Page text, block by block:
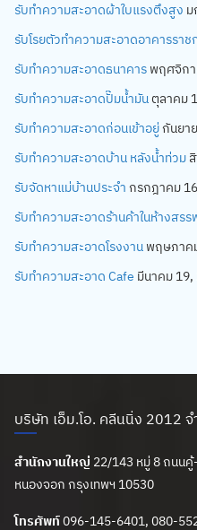
รับทำความสะอาดผ้าใบแรงตึงสูง ม
รับโรยตัวทำความสะอาดอาคารราช
รับทำความสะอาดธนาคาร พฤศจิก
รับทำความสะอาดปั๊มน้ำมันตุลาคม
รับทำความสะอาดก่อนเข้าอยู่กันยา
รับทำความสะอาดบ้าน หลังน้ำท่วม
รับจัดหาแม่บ้านประจำ กรกฎาคม
รับทำความสะอาดร้านค้าในห้างสร
รับทำความสะอาดโรงงาน พฤษภาค
รับทำความสะอาด Cafe มีนาคม 19,
บริษัท เอ็ม.โอ. คลีนนิ่ง 2012 จ
สำนักงานใหญ่ 22/143 หมู่ 8 ถนน
หนองจอก กรุงเทพฯ 10530
โทรศัพท์096-145-6401, 080-